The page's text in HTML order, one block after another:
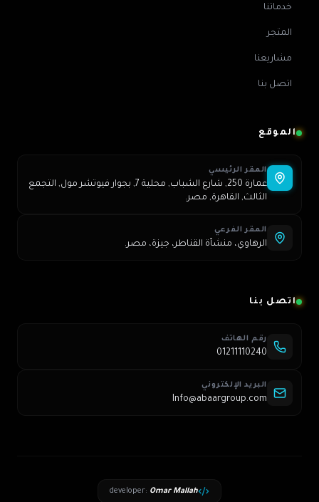
خدماتنا
المتجر
مشاريعنا
اتصل بنا
الموقع
المقر الرئيسي
عمارة 250, شارع الشباب, محلية 7, بجوار فيوتشر مول, التجمع
الثالث, القاهرة, مصر.
المقر الفرعي
الرهاوي، منشأة القناطر، جيزة، مصر.
اتصل بنا
رقم الهاتف
01211110240
البريد الإلكتروني
Info@abaargroup.com
developer: Omar Mallah